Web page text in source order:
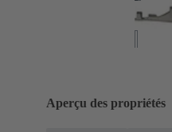
Aperçu des propriétés